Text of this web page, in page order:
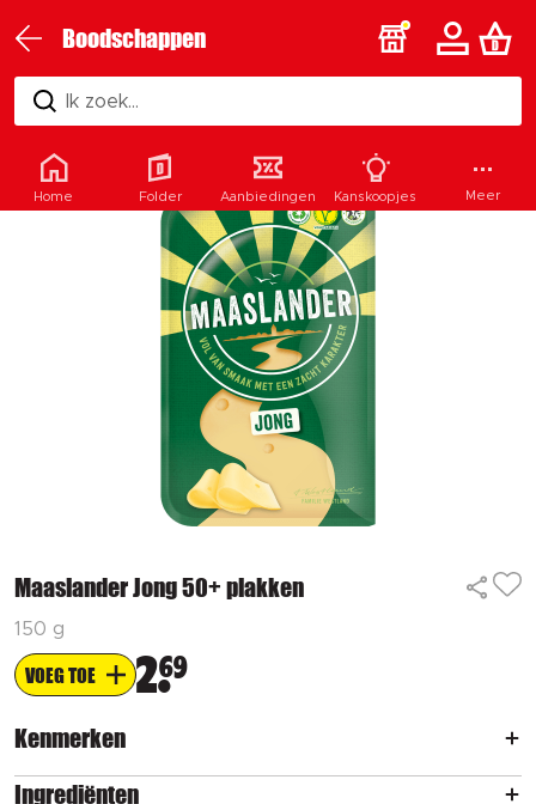
Boodschappen
Ik zoek...
Maaslander Jong 50+ plakken
150 g
VOEG TOE 269
Kenmerken
Ingrediënten
Home Folder Aanbiedingen Kanskoopjes Meer